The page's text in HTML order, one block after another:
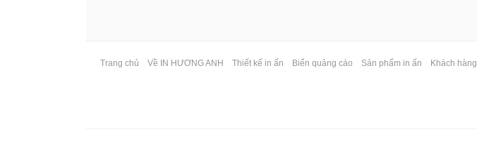
Trang chủ Về IN HƯƠNG ANH Thiết kế in ấn Biển quảng cáo Sản phẩm in ấn Khách hàng